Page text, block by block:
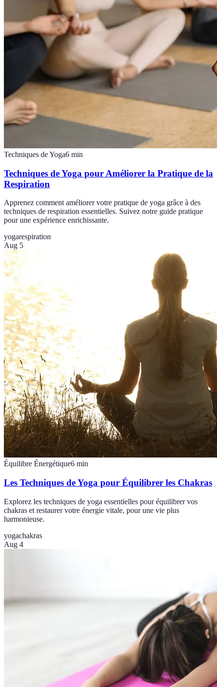
Techniques de Yoga6 min
Techniques de Yoga pour Améliorer la Pratique de la
Respiration
Apprenez comment améliorer votre pratique de yoga grâce à des
techniques de respiration essentielles. Suivez notre guide pratique
pour une expérience enrichissante.
yogarespiration
Aug 5
Équilibre Énergétique6 min
Les Techniques de Yoga pour Équilibrer les Chakras
Explorez les techniques de yoga essentielles pour équilibrer vos
chakras et restaurer votre énergie vitale, pour une vie plus
harmonieuse.
yogachakras
Aug 4